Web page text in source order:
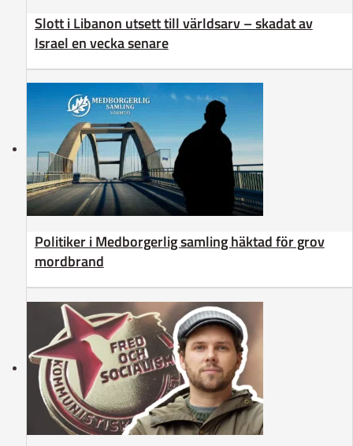
Slott i Libanon utsett till världsarv – skadat av
Israel en vecka senare
Politiker i Medborgerlig samling häktad för grov
mordbrand